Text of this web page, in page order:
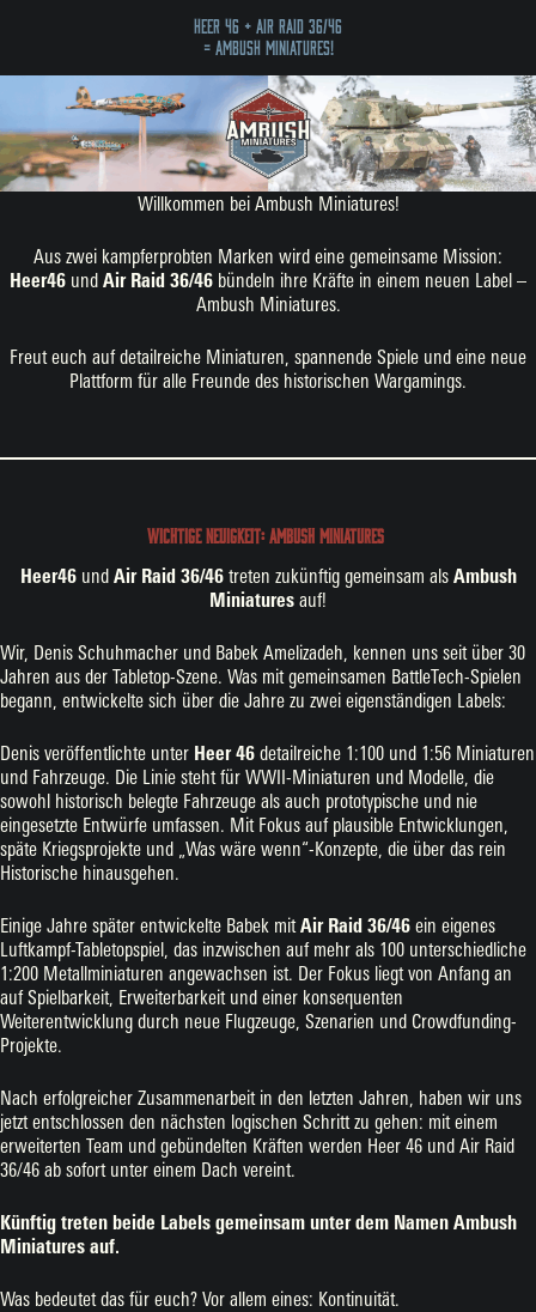
HEER 46 + AIR RAID 36/46
= AMBUSH MINIATURES!
Willkommen bei Ambush Miniatures!
Aus zwei kampferprobten Marken wird eine gemeinsame Mission:
Heer46 und Air Raid 36/46 bündeln ihre Kräfte in einem neuen Label –
Ambush Miniatures.
Freut euch auf detailreiche Miniaturen, spannende Spiele und eine neue
Plattform für alle Freunde des historischen Wargamings.
Wichtige Neuigkeit: Ambush Miniatures
Heer46und Air Raid 36/46treten zukünftig gemeinsam als Ambush
Miniatures auf!
Wir, Denis Schuhmacher und Babek Amelizadeh, kennen uns seit über 30
Jahren aus der Tabletop-Szene. Was mit gemeinsamen BattleTech-Spielen
begann, entwickelte sich über die Jahre zu zwei eigenständigen Labels:
Denis veröffentlichte unter Heer 46 detailreiche 1:100 und 1:56 Miniaturen
und Fahrzeuge. Die Linie steht für WWII-Miniaturen und Modelle, die
sowohl historisch belegte Fahrzeuge als auch prototypische und nie
eingesetzte Entwürfe umfassen. Mit Fokus auf plausible Entwicklungen,
späte Kriegsprojekte und „Was wäre wenn“-Konzepte, die über das rein
Historische hinausgehen.
Einige Jahre später entwickelte Babek mitAir Raid 36/46 ein eigenes
Luftkampf-Tabletopspiel, das inzwischen auf mehr als 100 unterschiedliche
1:200 Metallminiaturen angewachsen ist. Der Fokus liegt von Anfang an
auf Spielbarkeit, Erweiterbarkeit und einer konsequenten
Weiterentwicklung durch neue Flugzeuge, Szenarien und Crowdfunding-
Projekte.
Nach erfolgreicher Zusammenarbeit in den letzten Jahren, haben wir uns
jetzt entschlossen den nächsten logischen Schritt zu gehen: mit einem
erweiterten Team und gebündelten Kräften werden Heer 46 und Air Raid
36/46 ab sofort unter einem Dach vereint.
Künftig treten beide Labels gemeinsam unter dem Namen Ambush
Miniatures auf.
Was bedeutet das für euch? Vor allem eines: Kontinuität.